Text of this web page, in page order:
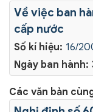
Số kí hiệu: 16/
Ngày ban hành:
Về việc ban
cấp nước
Các văn bản